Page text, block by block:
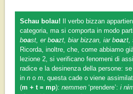
Schau bolau! Il verbo bizzan
categoria, ma si comporta in modo
boast, er boazt, biar bizzan, iar boazt,
Ricorda, inoltre, che, come abbiamo
lezione 2, si verificano fenomeni di
radice e la desinenza della persone:
in n o m , questa cade o viene
(m + t = mp): nemmen ‘prendere’: i ni